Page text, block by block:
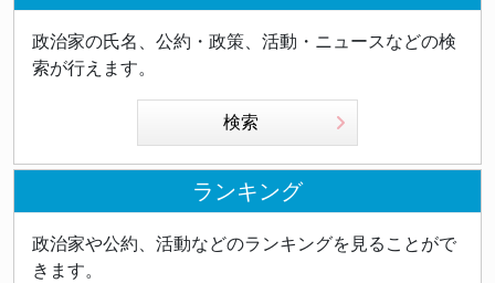
政治家の氏名、公約・政策、活動・ニュースなどの検
索が行えます。
検索
ランキング
政治家や公約、活動などのランキングを見ることがで
きます。